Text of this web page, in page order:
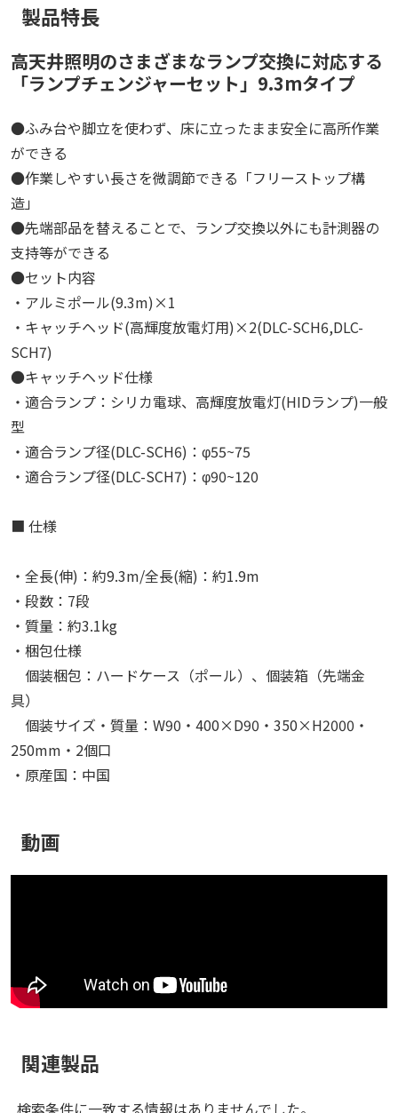
製品特長
高天井照明のさまざまなランプ交換に対応する
「ランプチェンジャーセット」9.3mタイプ
●ふみ台や脚立を使わず、床に立ったまま安全に高所作業
ができる
●作業しやすい長さを微調節できる「フリーストップ構
造」
●先端部品を替えることで、ランプ交換以外にも計測器の
支持等ができる
●セット内容
・アルミポール(9.3m)×1
・キャッチヘッド(高輝度放電灯用)×2(DLC-SCH6,DLC-
SCH7)
●キャッチヘッド仕様
・適合ランプ：シリカ電球、高輝度放電灯(HIDランプ)一般
型
・適合ランプ径(DLC-SCH6)：φ55~75
・適合ランプ径(DLC-SCH7)：φ90~120
■ 仕様
・全長(伸)：約9.3m/全長(縮)：約1.9m
・段数：7段
・質量：約3.1kg
・梱包仕様
個装梱包：ハードケース（ポール）、個装箱（先端金
具）
個装サイズ・質量：W90・400×D90・350×H2000・
250mm・2個口
・原産国：中国
動画
関連製品
検索条件に一致する情報はありませんでした。